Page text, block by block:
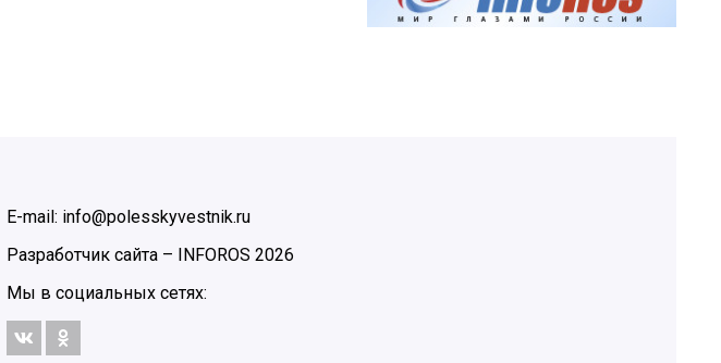
E-mail: info@polesskyvestnik.ru
Разработчик сайта – INFOROS 2026
Мы в социальных сетях: